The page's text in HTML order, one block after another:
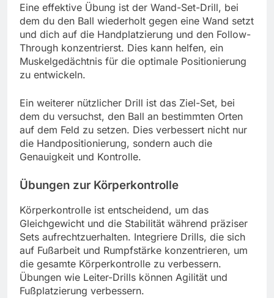
Eine effektive Übung ist der Wand-Set-Drill, bei
dem du den Ball wiederholt gegen eine Wand setzt
und dich auf die Handplatzierung und den Follow-
Through konzentrierst. Dies kann helfen, ein
Muskelgedächtnis für die optimale Positionierung
zu entwickeln.
Ein weiterer nützlicher Drill ist das Ziel-Set, bei
dem du versuchst, den Ball an bestimmten Orten
auf dem Feld zu setzen. Dies verbessert nicht nur
die Handpositionierung, sondern auch die
Genauigkeit und Kontrolle.
Übungen zur Körperkontrolle
Körperkontrolle ist entscheidend, um das
Gleichgewicht und die Stabilität während präziser
Sets aufrechtzuerhalten. Integriere Drills, die sich
auf Fußarbeit und Rumpfstärke konzentrieren, um
die gesamte Körperkontrolle zu verbessern.
Übungen wie Leiter-Drills können Agilität und
Fußplatzierung verbessern.